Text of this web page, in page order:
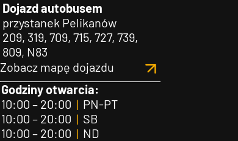
Dojazd autobusem
przystanek Pelikanów
209, 319, 709, 715, 727, 739,
809, N83
Zobacz mapę dojazdu
Godziny otwarcia:
10:00 – 20:00 |PN-PT
10:00 – 20:00 |SB
10:00 – 20:00 |ND